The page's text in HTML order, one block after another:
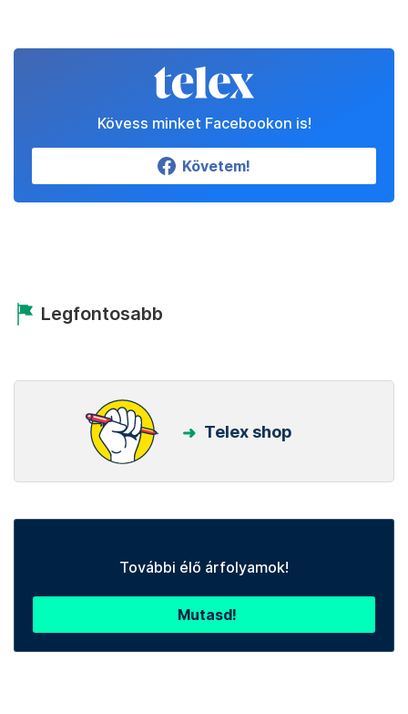
Kövess minket Facebookon is!
Követem!
Legfontosabb
Telex shop
További élő árfolyamok!
Mutasd!